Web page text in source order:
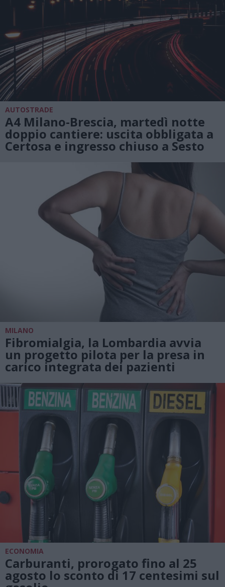
AUTOSTRADE
A4 Milano-Brescia, martedì notte
doppio cantiere: uscita obbligata a
Certosa e ingresso chiuso a Sesto
MILANO
Fibromialgia, la Lombardia avvia
un progetto pilota per la presa in
carico integrata dei pazienti
ECONOMIA
Carburanti, prorogato fino al 25
agosto lo sconto di 17 centesimi sul